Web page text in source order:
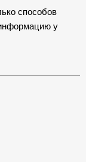
способов
у